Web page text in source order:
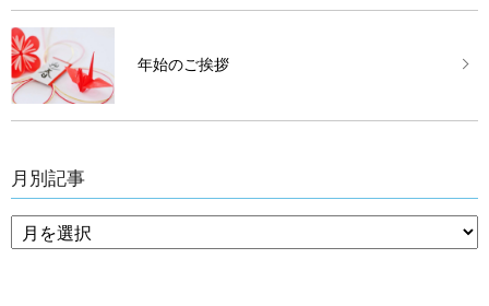
年始のご挨拶
月別記事